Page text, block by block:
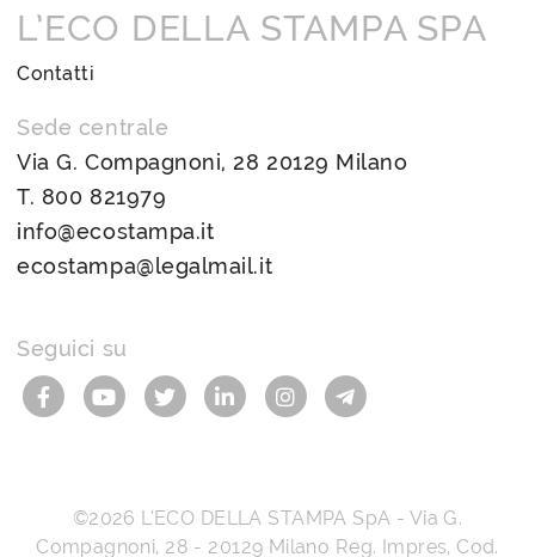
L’ECO DELLA STAMPA SPA
Contatti
Sede centrale
Via G. Compagnoni, 28 20129 Milano
T. 800 821979
info@ecostampa.it
ecostampa@legalmail.it
Seguici su
©2026 L’ECO DELLA STAMPA SpA - Via G.
Compagnoni, 28 - 20129 Milano Reg. Impres, Cod.